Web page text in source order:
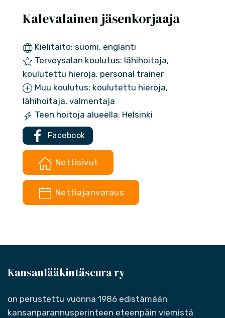
Kalevalainen jäsenkorjaaja
Kielitaito: suomi, englanti
Terveysalan koulutus: lähihoitaja,
koulutettu hieroja, personal trainer
Muu koulutus: koulutettu hieroja,
lähihoitaja, valmentaja
Teen hoitoja alueella: Helsinki
Facebook
Nettisivut
Nettiajanvaraus
Kansanlääkintäseura ry
on perustettu vuonna 1986 edistämään
kansanparannusperinteen eteenpäin viemistä